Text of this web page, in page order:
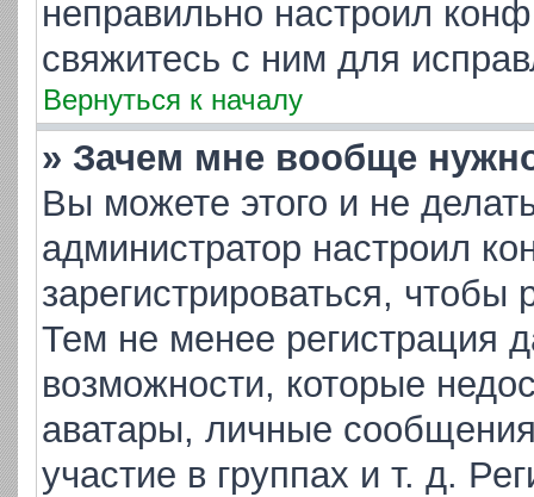
неправильно настроил
свяжитесь с ним для
Вернуться к началу
» Зачем мне вообще
Вы можете этого и не
администратор настроил
зарегистрироваться,
Тем не менее регистрация
возможности, которые
аватары, личные
участие в группах и т. д.